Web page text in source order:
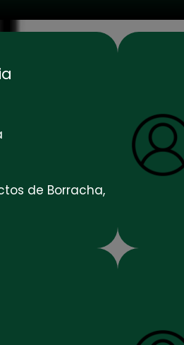
de Borracha,